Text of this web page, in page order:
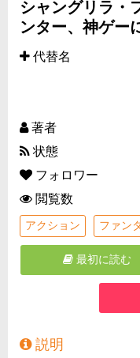
シャングリラ・
ンター、神ゲー
代替名
著者
状態
フォロワー
閲覧数
アクション ファン
最初に読む
説明